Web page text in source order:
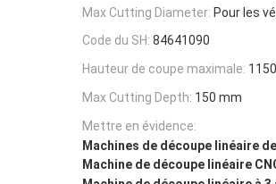
Max Cutting Diameter: Pour les
Code du SH: 84641090
Hauteur de coupe maximale:
Max Cutting Depth: 150 mm
Mettre en évidence:
Machines de découpe linéaire
Machine de découpe linéaire